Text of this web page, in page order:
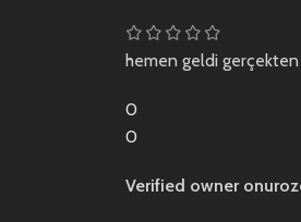
hemen geldi gerçekten
0
0
Verified owner